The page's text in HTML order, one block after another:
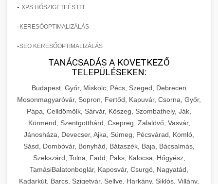
- XPS HŐSZIGETEÉS ITT
- KERESŐOPTIMALIZÁLÁS
-SEO KERESŐOPTIMALIZÁLÁS
TANÁCSADÁS A KÖVETKEZŐ
TELEPÜLÉSEKEN:
Budapest, Győr, Miskolc, Pécs, Szeged, Debrecen
Mosonmagyaróvár, Sopron, Fertőd, Kapuvár, Csorna, Győr,
Pápa, Celldömölk, Sárvár, Kőszeg, Szombathely, Ják,
Körmend, Szentgotthárd, Csepreg, Zalalövő, Vasvár,
Jánosháza, Devecser, Ajka, Sümeg, Pécsvárad, Komló,
Sásd, Dombóvár, Bonyhád, Bátaszék, Baja, Bácsalmás,
Szekszárd, Tolna, Fadd, Paks, Kalocsa, Hőgyész,
TamásiBalatonboglár, Kaposvár, Csurgó, Nagyatád,
Kadarkút, Barcs, Szigetvár, Sellye, Harkány, Siklós, Villány,